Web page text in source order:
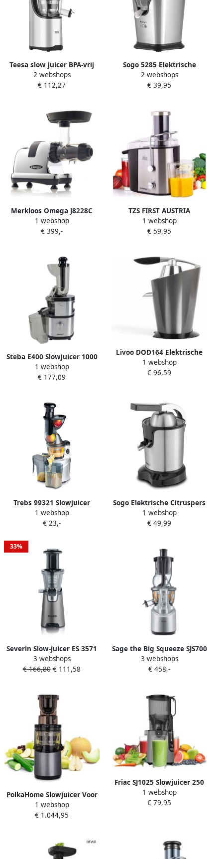
Teesa slow juicer BPA-vrij
geschikt voor groente en
fruit RVS TSA3220
2 webshops
€ 112,27
Sogo 5285 Elektrische
citruspers RVS
2 webshops
€ 39,95
Merkloos Omega J8228C
slowjuicer
1 webshop
€ 399,-
TZS FIRST AUSTRIA
Sapcentrifuge Slowjuicer
Juicer 750ml 2 standen RVS
1 webshop
€ 59,95
Steba E400 Slowjuicer 1000
ml 400 Watt groente & fruit
BPA vrij RVS
1 webshop
€ 177,09
Livoo DOD164 Elektrische
Citruspers 160 Watt
1 webshop
€ 96,59
Trebs 99321 Slowjuicer
Zilver
1 webshop
€ 23,-
Sogo Elektrische Citruspers
met 2 Persvormen
Sinaasappelpers 0.55 Liter
1 webshop
€ 49,99
33%
Severin Slow-juicer ES 3571
voor sappen sorbets
marmelade en nog veel
3 webshops
€ 166,80 € 111,58
Sage the Big Squeeze SJS700
zilver Slowjuicer
3 webshops
€ 458,-
PolkaHome Slowjuicer Voor
Groente- en Fruitsap
Horizontale Slow juicer
1 webshop
€ 1.044,95
Friac SJ1025 Slowjuicer 250
W
1 webshop
€ 79,95